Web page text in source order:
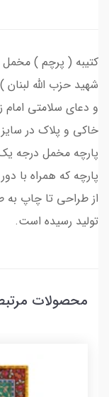
کتیبه ( پرچم )
شهید حزب الله
و دعای سلامتی
خاکی و پلاک در
پارچه مخمل درجه
پارچه که همراه با
از طراحی تا چاپ به
تولید رسیده است.
محصولات